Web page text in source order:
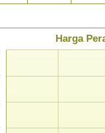
Harga